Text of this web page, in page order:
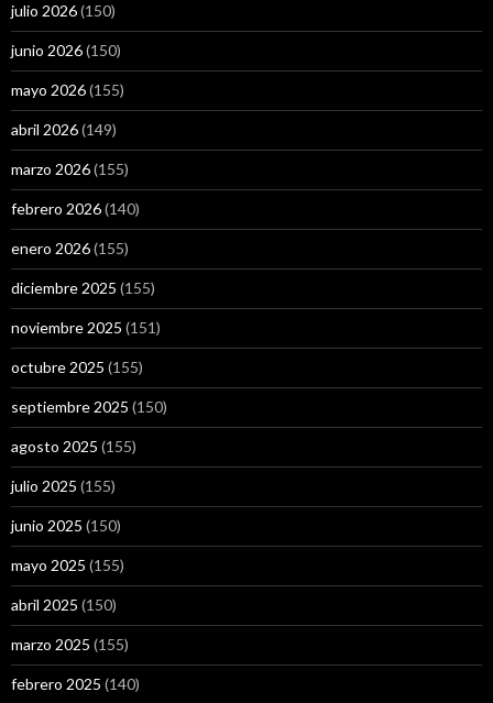
julio 2026(150)
junio 2026(150)
mayo 2026(155)
abril 2026(149)
marzo 2026(155)
febrero 2026(140)
enero 2026(155)
diciembre 2025 (155)
noviembre 2025 (151)
octubre 2025 (155)
septiembre 2025 (150)
agosto 2025 (155)
julio 2025 (155)
junio 2025 (150)
mayo 2025 (155)
abril 2025 (150)
marzo 2025 (155)
febrero 2025 (140)